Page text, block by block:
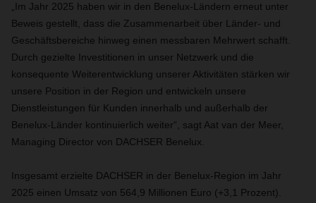
„Im Jahr 2025 haben wir in den Benelux-Ländern erneut unter
Beweis gestellt, dass die Zusammenarbeit über Länder- und
Geschäftsbereiche hinweg einen messbaren Mehrwert schafft.
Durch gezielte Investitionen in unser Netzwerk und die
konsequente Weiterentwicklung unserer Aktivitäten stärken wir
unsere Position in der Region und entwickeln unsere
Dienstleistungen für Kunden innerhalb und außerhalb der
Benelux-Länder kontinuierlich weiter“, sagt Aat van der Meer,
Managing Director von DACHSER Benelux.
Insgesamt erzielte DACHSER in der Benelux-Region im Jahr
2025 einen Umsatz von 564,9 Millionen Euro (+3,1 Prozent).